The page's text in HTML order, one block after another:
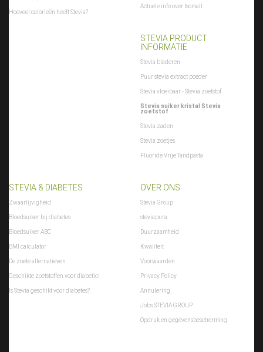
Hoeveel calorieën heeft Stevia?
Actuele info over Isomalt
STEVIA PRODUCT
INFORMATIE
Stevia bladeren
Puur stevia extract poeder
Stevia vloeibaar - Stevia zoetstof
Stevia suiker kristal Stevia
zoetstof
Stevia zaden
Stevia zoetjes
Fluoride Vrije Tandpasta
STEVIA & DIABETES
Zwaarlijvigheid
Bloedsuiker bij diabetes
Bloedsuiker ABC
BMI calculator
De zoete alternatieven
Geschikte zoetstoffen voor diabetici
Is Stevia geschikt voor diabetes?
OVER ONS
Stevia Group
steviapura
Duurzaamheid
Kwaliteit
Voorwaarden
Privacy Policy
Annulering
Jobs STEVIA GROUP
Opdruk en gegevensbescherming